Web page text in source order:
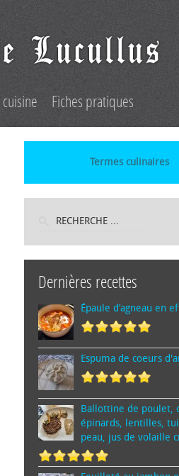
Fiches pratiques
Termes culinaires
Dernières recettes
Épaule d’agneau en
Espuma de cœurs
Ballottine de poulet,
épinards, lentilles,
peau, jus de volaille